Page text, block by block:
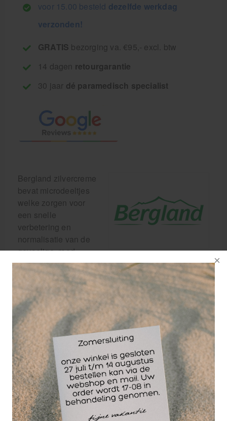
voor 15.00 besteld dezelfde werkdag
verzonden!
GRATIS bezorging va. €95,- excl. btw
14 dagen retourgarantie
30 jaar dé paramedisch specialist
Bergland zilvercreme
bevat microdeeltjes
welke zorgen voor
een snelle
verbetering en
normalisatie van de
gevoelige, rood
wordende, evenals
een onzuivere, droge en schilferige huid. De
natuurlijke huidflora wordt versterkt en regeneratie
ondersteund. Essentiële oliën van lavendel en
mirre kalmeren en stabiliseren de huid.
(H)uidstekende verzorging bij:
Ruwe en schrale handen
Rood geworden huid door irritatie
droge huid
te gebruiken bij indicaties als Eczeem,
Huiduitslag, Insectenbeten, Snijwonden,
Schaafwonden, Ontstekingen, Acne, Wratten,